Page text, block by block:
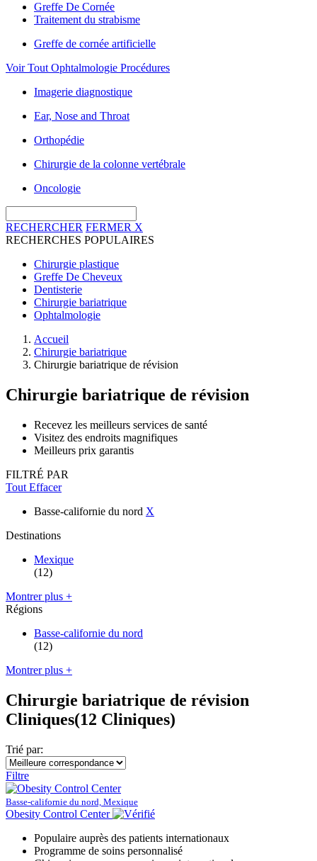
Greffe De Cornée
Traitement du strabisme
Greffe de cornée artificielle
Voir Tout Ophtalmologie Procédures
Imagerie diagnostique
Ear, Nose and Throat
Orthopédie
Chirurgie de la colonne vertébrale
Oncologie
RECHERCHER FERMER X
RECHERCHES POPULAIRES
Chirurgie plastique
Greffe De Cheveux
Dentisterie
Chirurgie bariatrique
Ophtalmologie
Accueil
Chirurgie bariatrique
Chirurgie bariatrique de révision
Chirurgie bariatrique de révision
Recevez les meilleurs services de santé
Visitez des endroits magnifiques
Meilleurs prix garantis
FILTRÉ PAR
Tout Effacer
Basse-californie du nord X
Destinations
Mexique
(12)
Montrer plus +
Régions
Basse-californie du nord
(12)
Montrer plus +
Chirurgie bariatrique de révision
Cliniques(12 Cliniques)
Trié par:
Filtre
Basse-californie du nord, Mexique
Obesity Control Center
Populaire auprès des patients internationaux
Programme de soins personnalisé